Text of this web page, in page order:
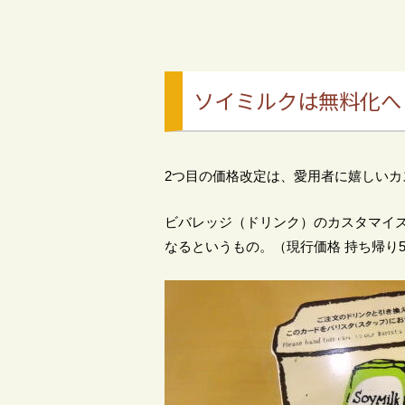
ソイミルクは無料化
2つ目の価格改定は、愛用者に嬉しい
ビバレッジ（ドリンク）のカスタマイ
なるというもの。（現行価格 持ち帰り